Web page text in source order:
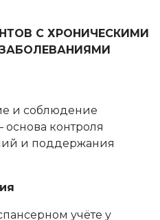
С ХРОНИЧЕСКИМИ
и соблюдение
контроля
и поддержания
учёте у